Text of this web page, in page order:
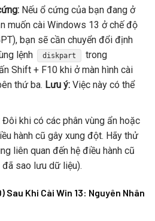
Nếu ổ cứng của bạn đang ở
muốn cài Windows 13 ở chế độ
bạn sẽ cần chuyển đổi định
lệnh
diskpart
trong
Shift + F10 khi ở màn hình cài
thứ ba. Lưu ý:Việc này có thể
Đôi khi có các phân vùng ẩn hoặc
hành cũ gây xung đột. Hãy thử
liên quan đến hệ điều hành cũ
sao lưu dữ liệu).
Sau Khi Cài Win 13: Nguyên Nhân